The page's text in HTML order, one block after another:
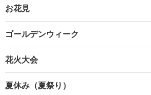
お花見
ゴールデンウィーク
花火大会
夏休み（夏祭り）